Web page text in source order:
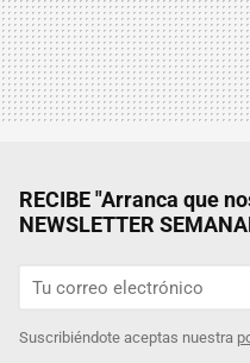
RECIBE "Arranca que
NEWSLETTER
Suscribiéndote aceptas nuestra